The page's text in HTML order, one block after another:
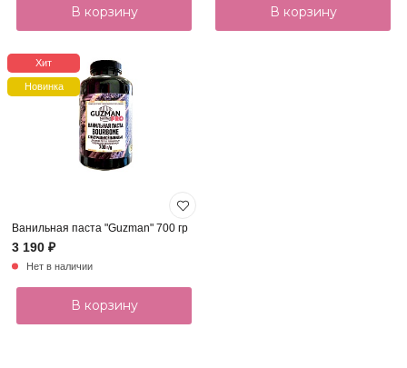
В корзину В корзину
Хит
Новинка
Ванильная паста "Guzman" 700 гр
3 190 ₽
Нет в наличии
В корзину